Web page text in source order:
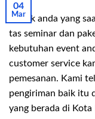
04
Mar
Untuk anda yang
tas seminar dan
kebutuhan event
customer service
pemesanan. Kami
pengiriman baik itu
yang berada di